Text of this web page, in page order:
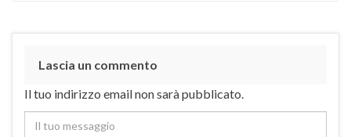
Lascia un commento
Il tuo indirizzo email non sarà pubblicato.